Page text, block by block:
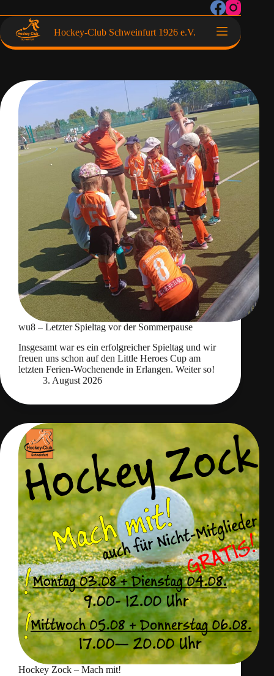
Hockey-Club Schweinfurt 1926 e.V.
wu8 – Letzter Spieltag vor der Sommerpause
Insgesamt war es ein erfolgreicher Spieltag und wir
freuen uns schon auf den Little Heroes Cup am
letzten Ferien-Wochenende in Erlangen. Weiter so!
3. August 2026
Hockey Zock – Mach mit!